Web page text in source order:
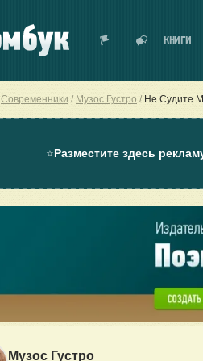
КНИГИ
Современники Музос Густро Не Судите
⭐Разместите здесь
Музос Густро